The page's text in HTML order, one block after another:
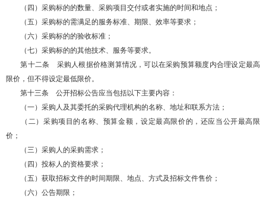
（四）采购标的的数量、采购项目交付或者实施的时间和地点；
（五）采购标的需满足的服务标准、期限、效率等要求；
（六）采购标的的验收标准；
（七）采购标的的其他技术、服务等要求。
第十二条 采购人根据价格测算情况，可以在采购预算额度内合理设定最高
限价，但不得设定最低限价。
第十三条 公开招标公告应当包括以下主要内容：
（一）采购人及其委托的采购代理机构的名称、地址和联系方法；
（二）采购项目的名称、预算金额，设定最高限价的，还应当公开最高限
价；
（三）采购人的采购需求；
（四）投标人的资格要求；
（五）获取招标文件的时间期限、地点、方式及招标文件售价；
（六）公告期限；